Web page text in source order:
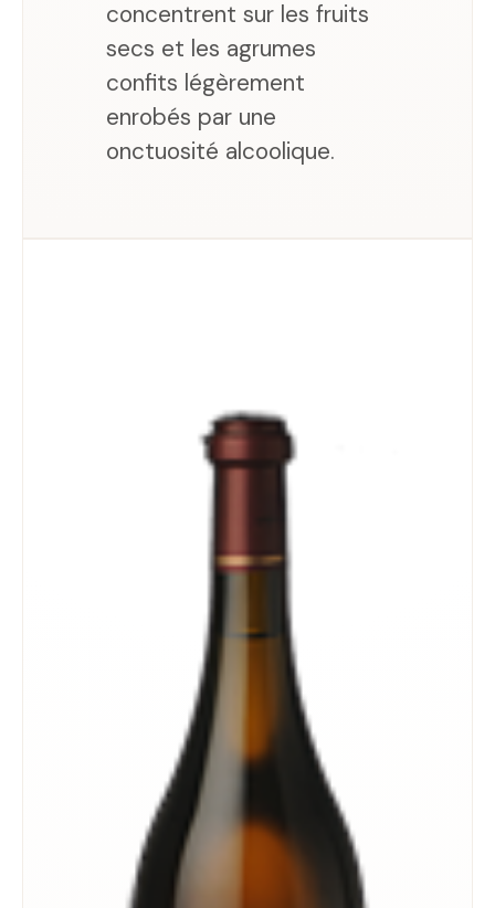
concentrent sur les fruits
secs et les agrumes
confits légèrement
enrobés par une
onctuosité alcoolique.